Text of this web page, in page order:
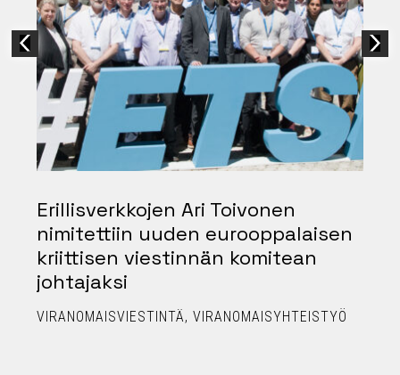
Erillisverkkojen Ari Toivonen
nimitettiin uuden eurooppalaisen
kriittisen viestinnän komitean
johtajaksi
VIRANOMAISVIESTINTÄ VIRANOMAISYHTEISTYÖ